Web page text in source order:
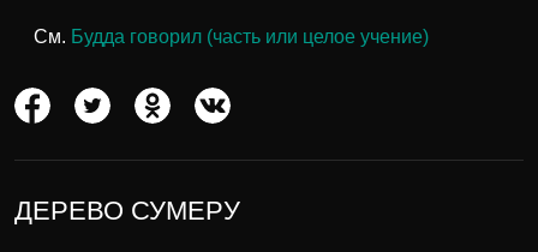
См. Будда говорил (часть или целое учение)
ДЕРЕВО СУМЕРУ